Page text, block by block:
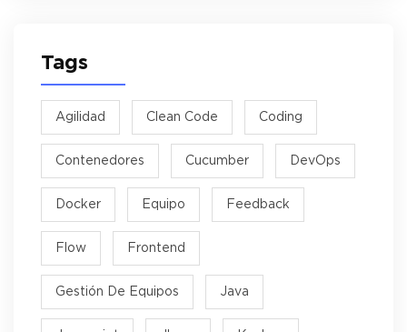
Tags
Agilidad Clean Code Coding
Contenedores Cucumber DevOps
Docker Equipo Feedback
Flow Frontend
Gestión De Equipos Java